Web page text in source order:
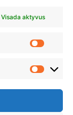
Visada aktyvus